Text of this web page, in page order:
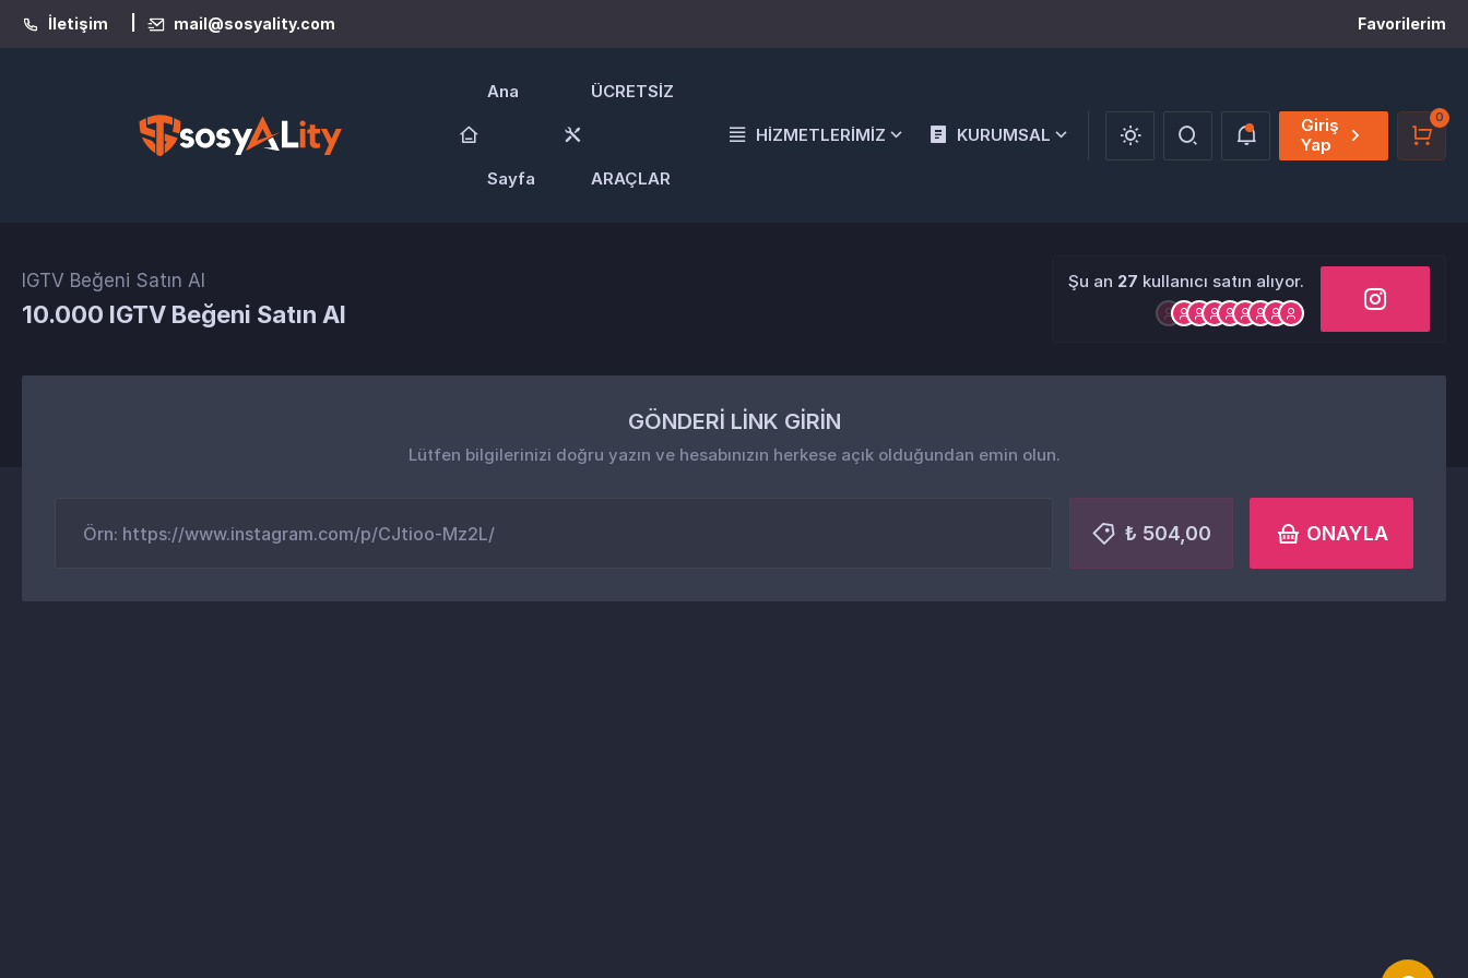
İletişim mail@sosyality.com Favorilerim
Ana
Sayfa
ÜCRETSİZ
ARAÇLAR
HİZMETLERİMİZ KURUMSAL
Giriş
Yap
0
IGTV Beğeni Satın Al
10.000 IGTV Beğeni Satın Al
Şu an 27 kullanıcı satın alıyor.
GÖNDERİ LİNK GİRİN
Lütfen bilgilerinizi doğru yazın ve hesabınızın herkese açık olduğundan emin olun.
₺ 504,00 ONAYLA